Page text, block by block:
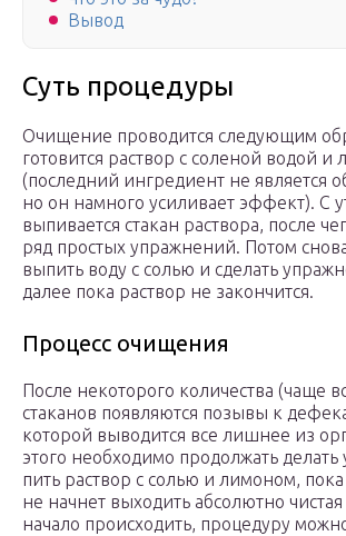
Вывод
Суть процедуры
Очищение проводится следующим
готовится раствор с соленой водой и
(последний ингредиент не является
но он намного усиливает эффект). С
выпивается стакан раствора, после
ряд простых упражнений. Потом
выпить воду с солью и сделать
далее пока раствор не закончится.
Процесс очищения
После некоторого количества (чаще
стаканов появляются позывы к
которой выводится все лишнее из
этого необходимо продолжать
пить раствор с солью и лимоном,
не начнет выходить абсолютно чистая
начало происходить, процедуру